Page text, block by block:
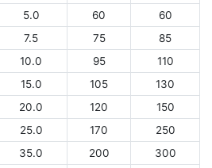
5.0 60
60
7.5 75
85
10.0 95
110
15.0 105
130
20.0 120
150
25.0 170
250
35.0 200
300